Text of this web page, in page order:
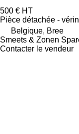
500 € HT
Pièce détachée -
Belgique, Bree
Smeets & Zonen
Contacter le vendeur